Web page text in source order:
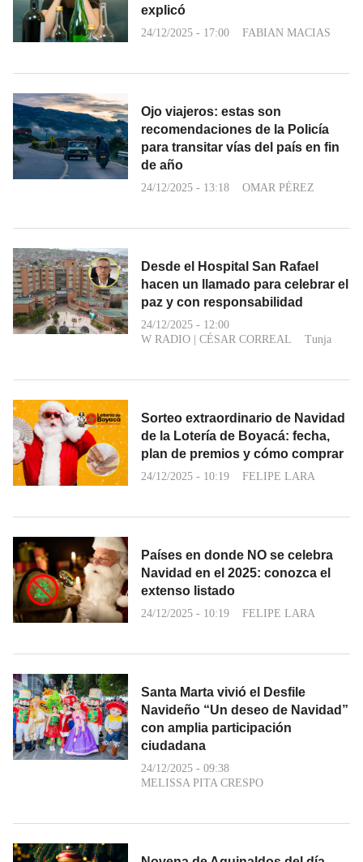
explicó
24/12/2025 - 17:00 FABIAN MACIAS
Ojo viajeros: estas son
recomendaciones de la Policía
para transitar vías del país en fin
de año
24/12/2025 - 13:18 OMAR PÉREZ
Desde el Hospital San Rafael
hacen un llamado para celebrar el
paz y con responsabilidad
24/12/2025 - 12:00
W RADIO | CÉSAR CORREAL Tunja
Sorteo extraordinario de Navidad
de la Lotería de Boyacá: fecha,
plan de premios y cómo comprar
24/12/2025 - 10:19 FELIPE LARA
Países en donde NO se celebra
Navidad en el 2025: conozca el
extenso listado
24/12/2025 - 10:19 FELIPE LARA
Santa Marta vivió el Desfile
Navideño “Un deseo de Navidad”
con amplia participación
ciudadana
24/12/2025 - 09:38
MELISSA PITA CRESPO